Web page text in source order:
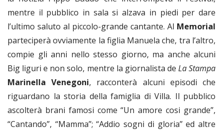
mentre il pubblico in sala si alzava in piedi per dare
l’ultimo saluto al piccolo-grande cantante. Al Memorial
parteciperà ovviamente la figlia Manuela che, tra l’altro,
compie gli anni nello stesso giorno, ma anche alcuni
Big liguri e non solo, mentre la giornalista de La Stampa
Marinella Venegoni, racconterà alcuni episodi che
riguardano la storia della famiglia di Villa. Il pubblico
ascolterà brani famosi come “Un amore cosi grande”,
“Cantando”, “Mamma”; “Addio sogni di gloria” ed altre